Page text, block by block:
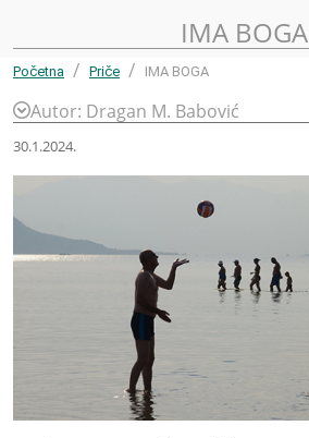
IMA BOGA
Početna Priče IMA BOGA
Autor: Dragan M. Babović
30.1.2024.